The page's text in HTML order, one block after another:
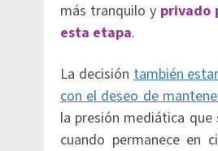
más tranquilo y privado
esta etapa.
La decisióntambién
con el deseo de
la presión mediática que
cuando permanece en